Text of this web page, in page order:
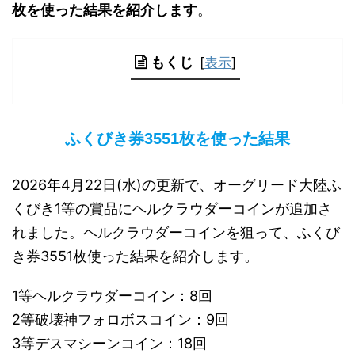
枚を使った結果を紹介します。
もくじ [表示]
ふくびき券3551枚を使った結果
2026年4月22日(水)の更新で、オーグリード大陸ふ
くびき1等の賞品にヘルクラウダーコインが追加さ
れました。ヘルクラウダーコインを狙って、ふくび
き券3551枚使った結果を紹介します。
1等ヘルクラウダーコイン：8回
2等破壊神フォロボスコイン：9回
3等デスマシーンコイン：18回